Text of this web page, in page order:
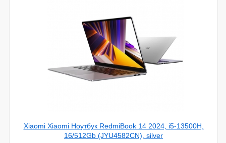
Xiaomi Xiaomi Ноутбук RedmiBook 14 2024, i5-13500H,
16/512Gb (JYU4582CN), silver